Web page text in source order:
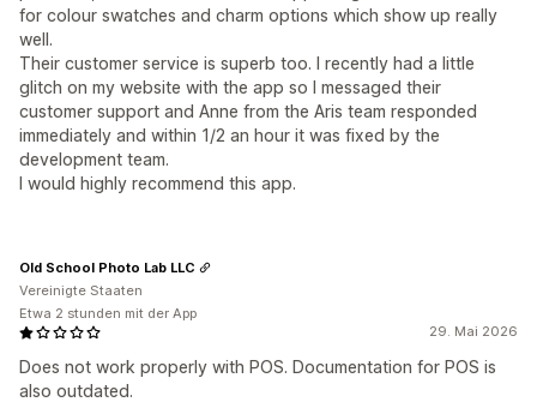
for colour swatches and charm options which show up really
well.
Their customer service is superb too. I recently had a little
glitch on my website with the app so I messaged their
customer support and Anne from the Aris team responded
immediately and within 1/2 an hour it was fixed by the
development team.
I would highly recommend this app.
29. Mai 2026
Does not work properly with POS. Documentation for POS is
also outdated.
Old School Photo Lab LLC
Vereinigte Staaten
Etwa 2 stunden mit der App